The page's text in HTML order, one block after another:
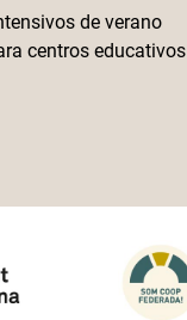
de verano
centros educativos